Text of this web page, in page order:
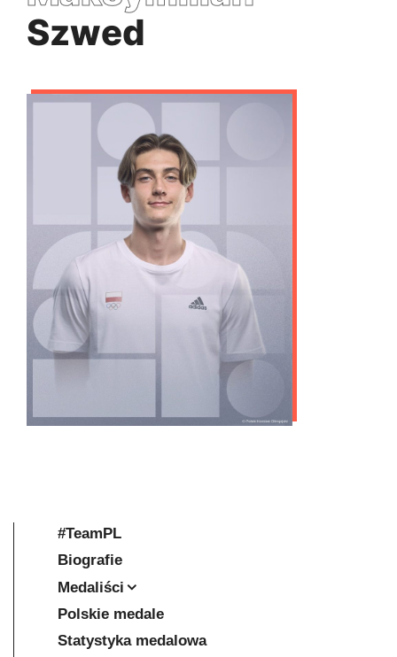
Szwed
#TeamPL
Biografie
Medaliści
Polskie medale
Statystyka medalowa